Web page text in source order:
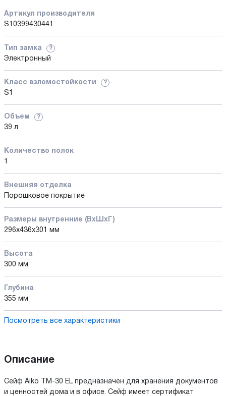
Артикул производителя
S10399430441
Тип замка ?
Электронный
Класс взломостойкости ?
S1
Объем ?
39 л
Количество полок
1
Внешняя отделка
Порошковое покрытие
Размеры внутренние (ВхШхГ)
296x436x301 мм
Высота
300 мм
Глубина
355 мм
Посмотреть все характеристики
Описание
Сейф Aiko TM-30 EL предназначен для хранения документов
и ценностей дома и в офисе. Cейф имеет сертификат